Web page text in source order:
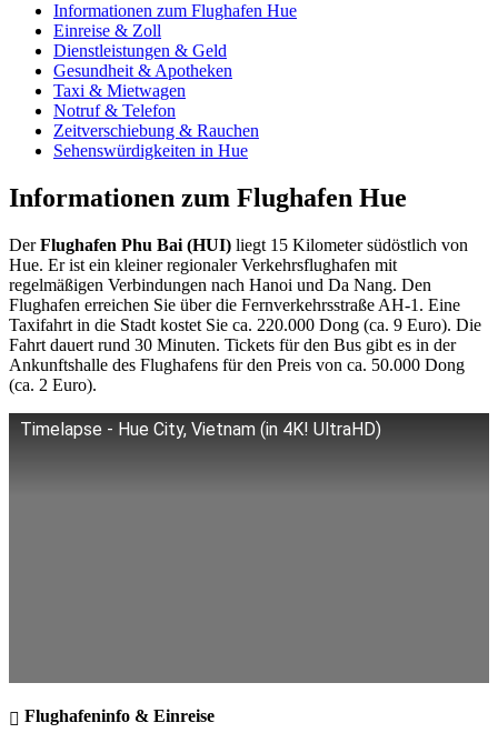
Informationen zum Flughafen Hue
Einreise & Zoll
Dienstleistungen & Geld
Gesundheit & Apotheken
Taxi & Mietwagen
Notruf & Telefon
Zeitverschiebung & Rauchen
Sehenswürdigkeiten in Hue
Informationen zum Flughafen Hue
DerFlughafen Phu Bai (HUI) liegt 15 Kilometer südöstlich von
Hue. Er ist ein kleiner regionaler Verkehrsflughafen mit
regelmäßigen Verbindungen nach Hanoi und Da Nang. Den
Flughafen erreichen Sie über die Fernverkehrsstraße AH-1. Eine
Taxifahrt in die Stadt kostet Sie ca. 220.000 Dong (ca. 9 Euro). Die
Fahrt dauert rund 30 Minuten. Tickets für den Bus gibt es in der
Ankunftshalle des Flughafens für den Preis von ca. 50.000 Dong
(ca. 2 Euro).
Timelapse - Hue City, Vietnam (in 4K! UltraHD)
Flughafeninfo & Einreise